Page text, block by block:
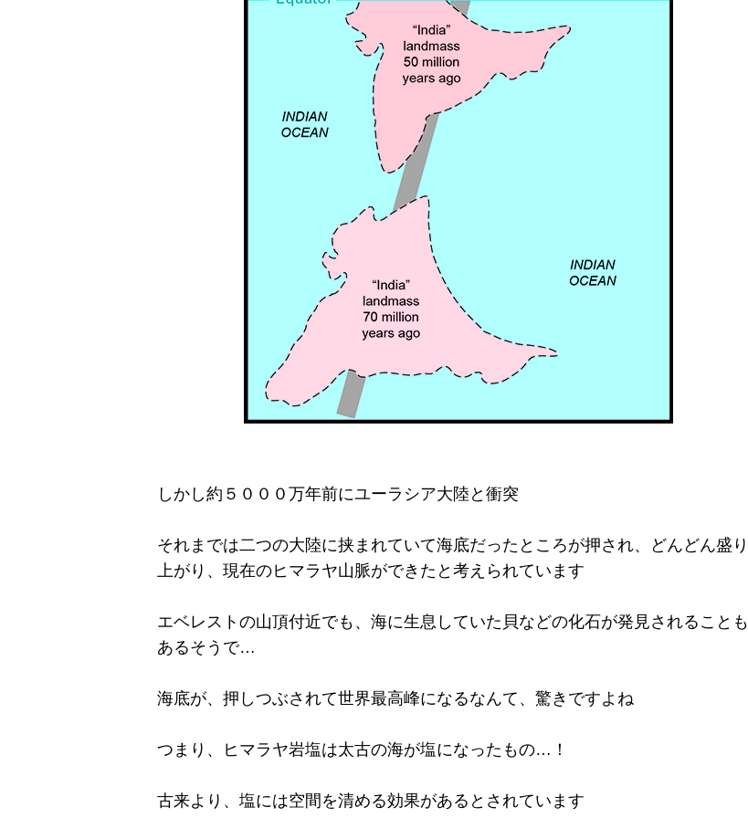
しかし約５０００万年前にユーラシア大陸と衝突
それまでは二つの大陸に挟まれていて海底だったところが押され、どんどん盛り
上がり、現在のヒマラヤ山脈ができたと考えられています
エベレストの山頂付近でも、海に生息していた貝などの化石が発見されることも
あるそうで…
海底が、押しつぶされて世界最高峰になるなんて、驚きですよね
つまり、ヒマラヤ岩塩は太古の海が塩になったもの…！
古来より、塩には空間を清める効果があるとされています